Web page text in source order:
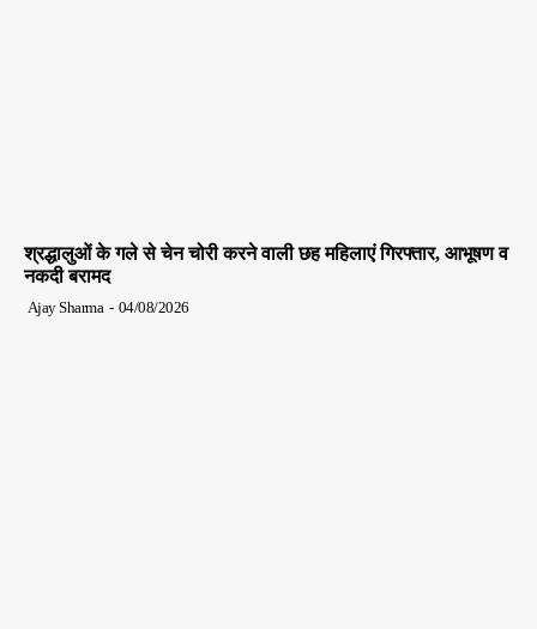
श्रद्धालुओं के गले से चेन चोरी करने वाली छह महिलाएं गिरफ्तार, आभूषण व
नकदी बरामद
Ajay Sharma - 04/08/2026